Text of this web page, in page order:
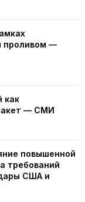
проливом —
как
— СМИ
повышенной
требований
США и